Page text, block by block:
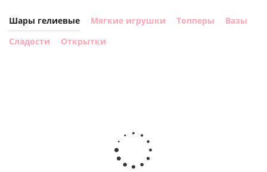
Шары гелиевые Мягкие игрушки Топперы
Вазы
Сладости
Открытки
Шар с
днем
рождения,
с